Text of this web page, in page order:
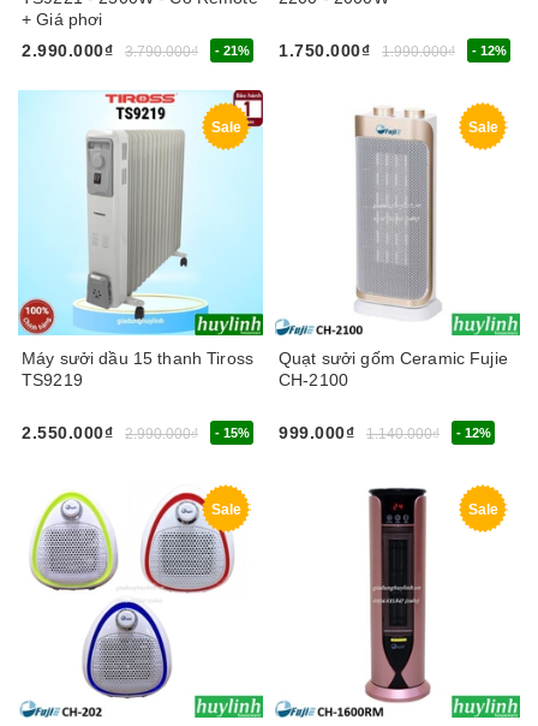
+ Giá phơi
2.990.000₫
3.790.000₫ - 21% 1.750.000₫ 1.990.000₫ - 12%
Sale
Máy sưởi dầu 15 thanh Tiross
TS9219
2.550.000₫ 2.990.000₫ - 15%
Sale
Quạt sưởi gốm Ceramic Fujie
CH-2100
999.000₫ 1.140.000₫ - 12%
Sale Sale